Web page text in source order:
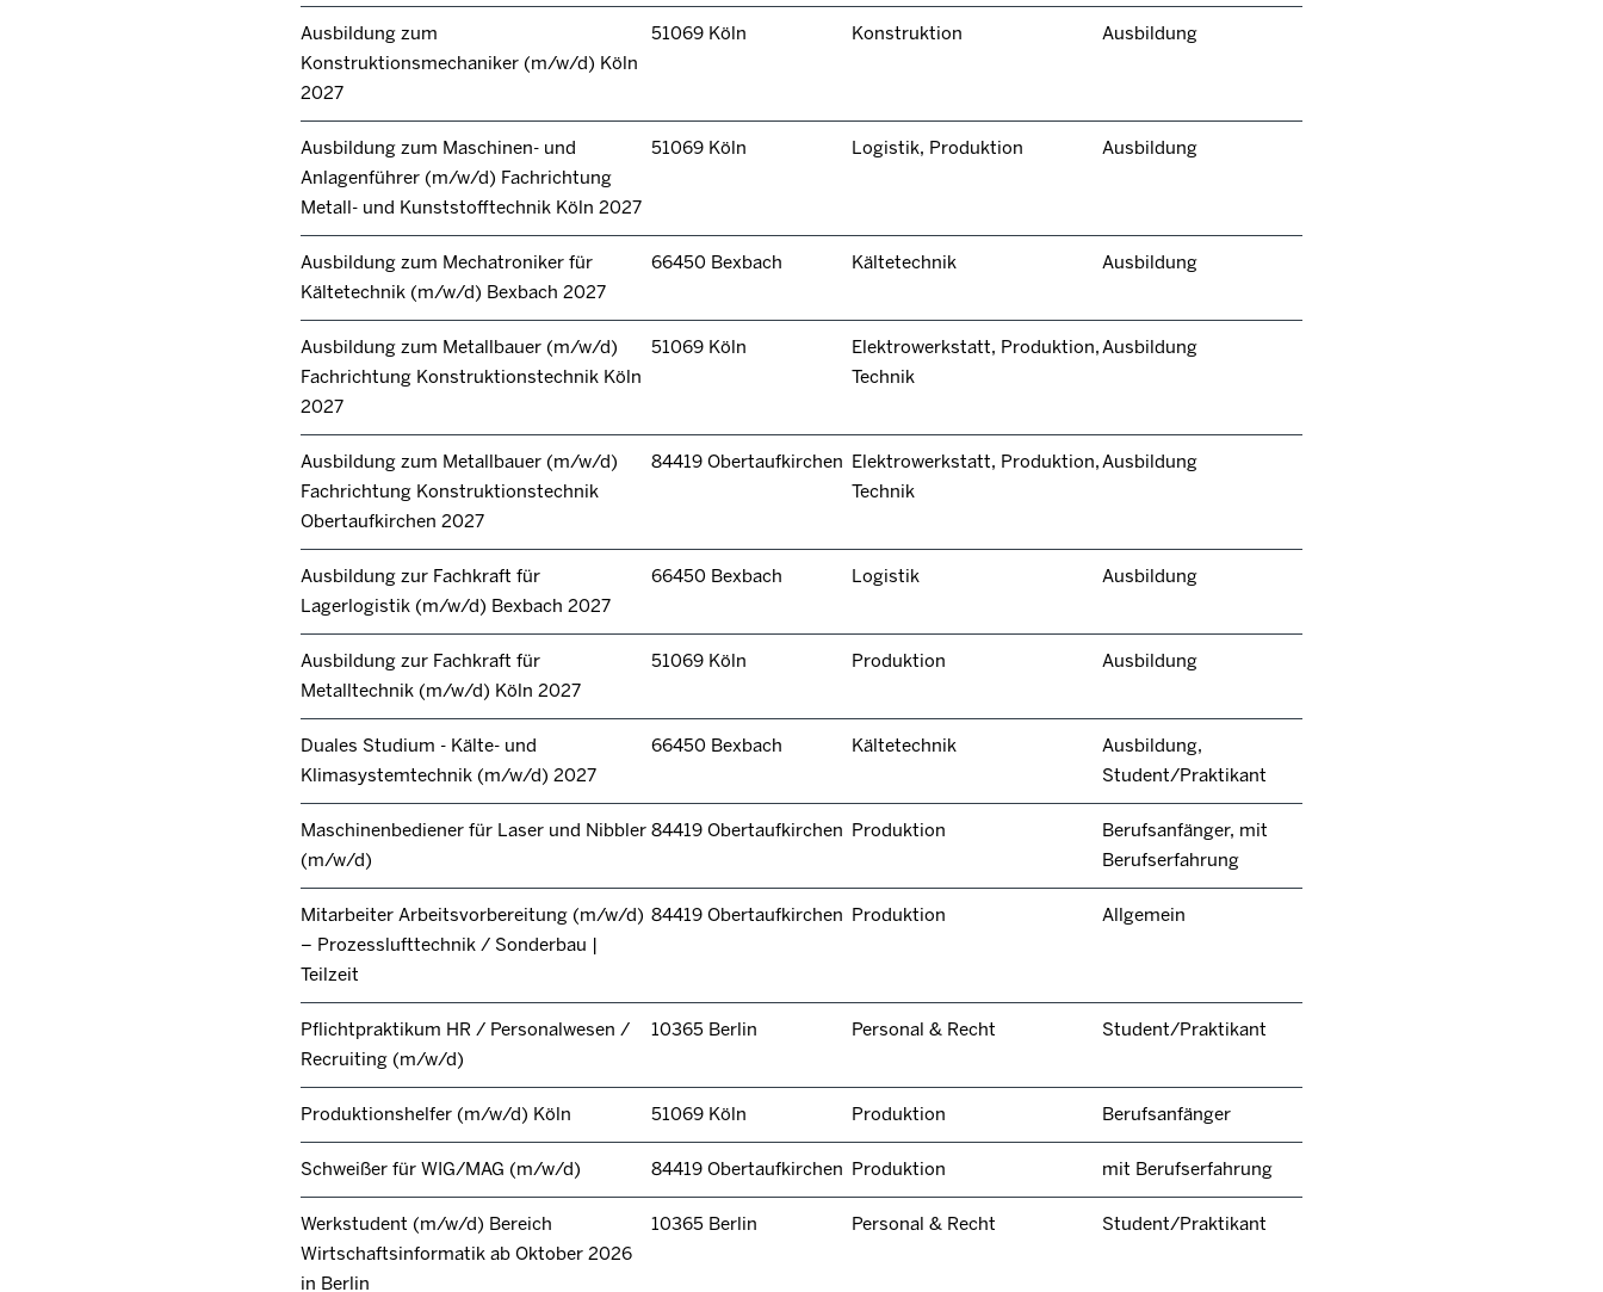
Ausbildung zum
Konstruktionsmechaniker (m/w/d) Köln
2027
51069 Köln Konstruktion Ausbildung
Ausbildung zum Maschinen- und
Anlagenführer (m/w/d) Fachrichtung
Metall- und Kunststofftechnik Köln 2027
51069 Köln Logistik, Produktion Ausbildung
Ausbildung zum Mechatroniker für
Kältetechnik (m/w/d) Bexbach 2027
66450 Bexbach Kältetechnik Ausbildung
Ausbildung zum Metallbauer (m/w/d)
Fachrichtung Konstruktionstechnik Köln
2027
51069 Köln
Elektrowerkstatt, Produktion,
Technik
Ausbildung
Ausbildung zum Metallbauer (m/w/d)
Fachrichtung Konstruktionstechnik
Obertaufkirchen 2027
84419 Obertaufkirchen Elektrowerkstatt, Produktion,
Technik
Ausbildung
Ausbildung zur Fachkraft für
Lagerlogistik (m/w/d) Bexbach 2027
66450 Bexbach Logistik Ausbildung
Ausbildung zur Fachkraft für
Metalltechnik (m/w/d) Köln 2027
51069 Köln Produktion Ausbildung
Duales Studium - Kälte- und
Klimasystemtechnik (m/w/d) 2027
66450 Bexbach Kältetechnik
Ausbildung,
Student/Praktikant
Maschinenbediener für Laser und Nibbler
(m/w/d)
84419 Obertaufkirchen Produktion
Berufsanfänger, mit
Berufserfahrung
Mitarbeiter Arbeitsvorbereitung (m/w/d)
– Prozesslufttechnik / Sonderbau |
Teilzeit
84419 Obertaufkirchen Produktion Allgemein
Pflichtpraktikum HR / Personalwesen /
Recruiting (m/w/d)
10365 Berlin Personal & Recht Student/Praktikant
Produktionshelfer (m/w/d) Köln 51069 Köln Produktion Berufsanfänger
Schweißer für WIG/MAG (m/w/d) 84419 Obertaufkirchen Produktion mit Berufserfahrung
Werkstudent (m/w/d) Bereich
Wirtschaftsinformatik ab Oktober 2026
in Berlin
10365 Berlin Personal & Recht Student/Praktikant